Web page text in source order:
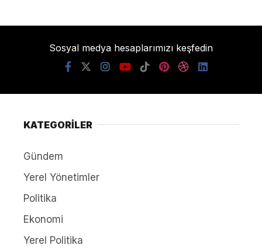
Sosyal medya hesaplarımızı keşfedin
KATEGORİLER
Gündem
Yerel Yönetimler
Politika
Ekonomi
Yerel Politika